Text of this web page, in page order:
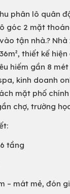
phân lô quân
góc 2 mặt
tận nhà.?
thiết kế
hiếm gần 8
kinh doanh
mặt phố
chợ, trường
tầng
– mát mẻ, đón